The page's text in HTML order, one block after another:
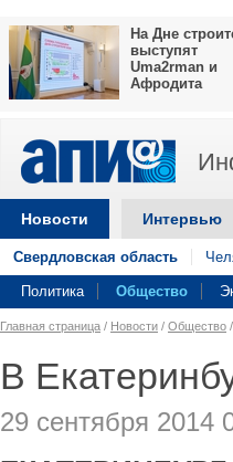
На Дне
выступят
Uma2rman и
Афродита
Новости Интервью
Свердловская область
Политика Общество
Главная страница / Новости / Общество /
В
29 сентября 2014